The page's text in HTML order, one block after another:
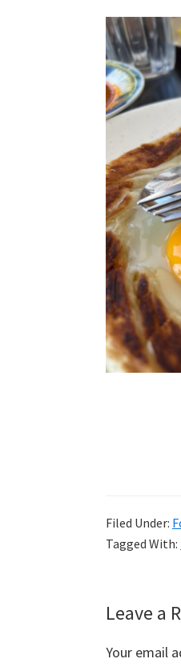
Filed Under:
Tagged With:
Reader
Leave a
Your email